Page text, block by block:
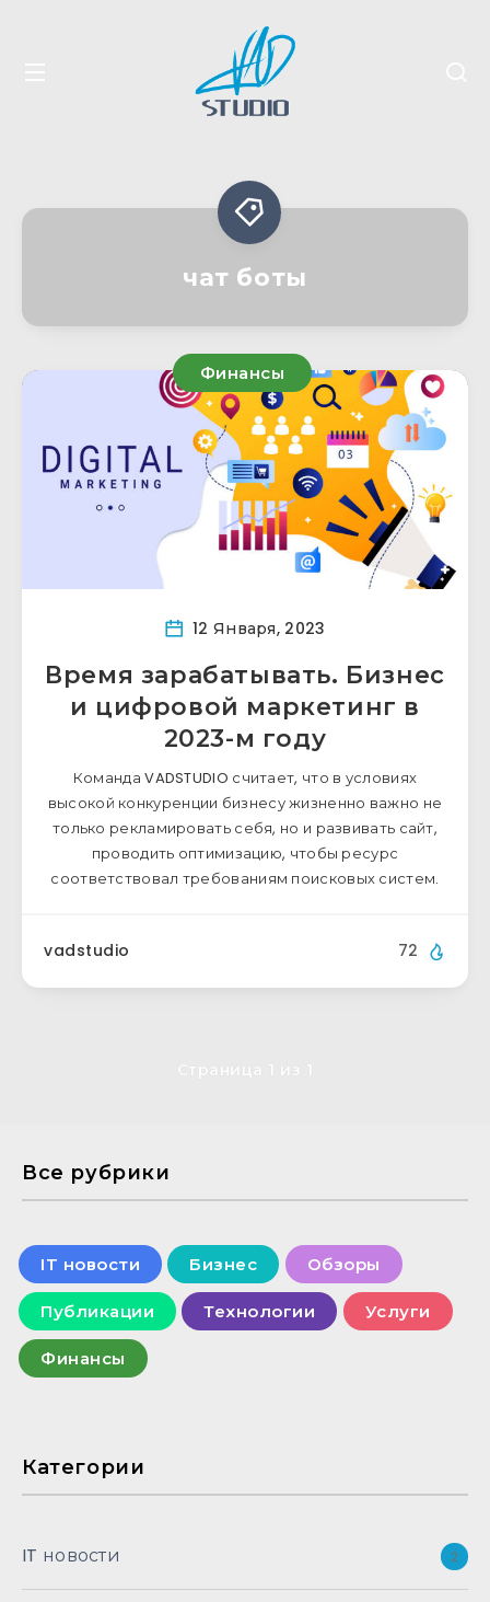
чат боты
Финансы
12 Января, 2023
Время зарабатывать. Бизнес
и цифровой маркетинг в
2023-м году
Команда VADSTUDIO считает, что в условиях
высокой конкуренции бизнесу жизненно важно не
только рекламировать себя, но и развивать сайт,
проводить оптимизацию, чтобы ресурс
соответствовал требованиям поисковых систем.
vadstudio 72
Страница 1 из 1
Все рубрики
IT новости Бизнес Обзоры
Публикации Технологии Услуги
Финансы
Категории
IT новости 2